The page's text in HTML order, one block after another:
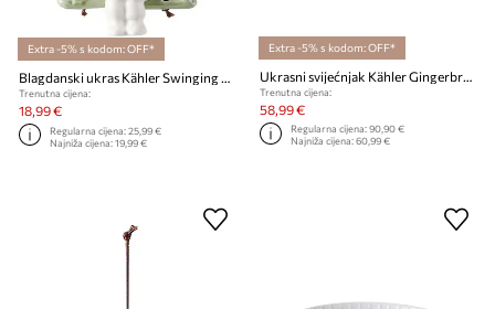
Extra -5% s kodom: OFF*
Blagdanski ukras Kähler Swinging girl
Trenutna cijena:
18,99 €
Regularna cijena:25,99 €
Najniža cijena:19,99 €
Extra -5% s kodom: OFF*
Trenutna cijena:
58,99 €
Regularna cijena:90,90 €
Najniža cijena:60,99 €